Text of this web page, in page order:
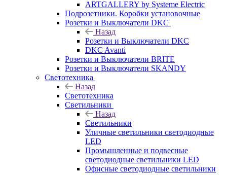
ARTGALLERY by Systeme Electric
Подрозетники. Коробки установочные
Розетки и Выключатели DKC
Назад
Розетки и Выключатели DKC
DKC Avanti
Розетки и Выключатели BRITE
Розетки и Выключатели SKANDY
Светотехника
Назад
Светотехника
Светильники
Назад
Светильники
Уличные светильники светодиодные
LED
Промышленные и подвесные
светодиодные светильники LED
Офисные светодиодные светильники